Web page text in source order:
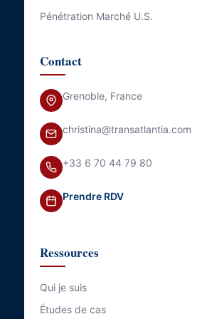
Pénétration Marché U.S.
Contact
Grenoble, France
christina@transatlantia.com
+33 6 70 44 79 80
Prendre RDV
Ressources
Qui je suis
Études de cas